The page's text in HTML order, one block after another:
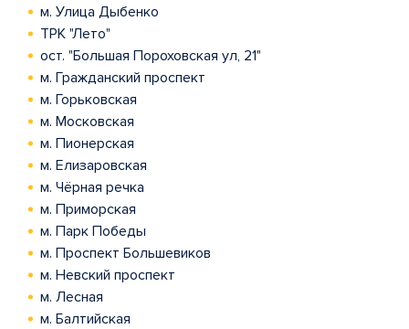
м. Улица Дыбенко
ТРК "Лето"
ост. "Большая Пороховская ул, 21"
м. Гражданский проспект
м. Горьковская
м. Московская
м. Пионерская
м. Елизаровская
м. Чёрная речка
м. Приморская
м. Парк Победы
м. Проспект Большевиков
м. Невский проспект
м. Лесная
м. Балтийская